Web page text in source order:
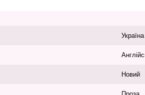
Україна
Новий